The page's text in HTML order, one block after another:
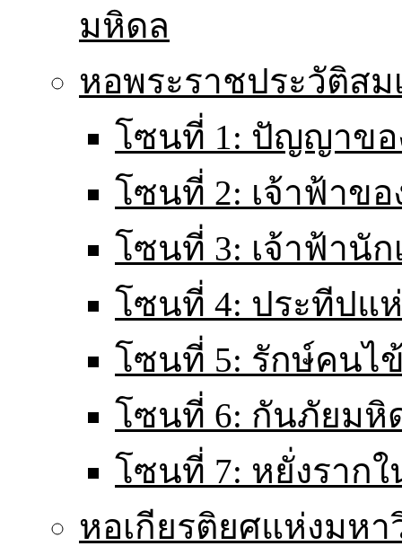
มหิดล
หอพระราชประวัติส
โซนที่ 1: ปัญญาข
โซนที่ 2: เจ้าฟ้าข
โซนที่ 3: เจ้าฟ้านัก
โซนที่ 4: ประทีปแ
โซนที่ 5: รักษ์คนไ
โซนที่ 6: กันภัยมหิ
โซนที่ 7: หยั่งราก
หอเกียรติยศแห่งมห